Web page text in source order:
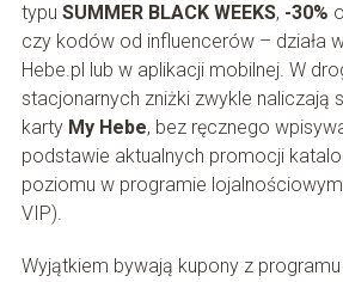
typu SUMMER BLACK WEEKS, -30%
czy kodów od influencerów – działa
Hebe.pl lub w aplikacji mobilnej. W
stacjonarnych zniżki zwykle naliczają
karty My Hebe, bez ręcznego
podstawie aktualnych promocji
poziomu w programie
VIP).
Wyjątkiem bywają kupony z